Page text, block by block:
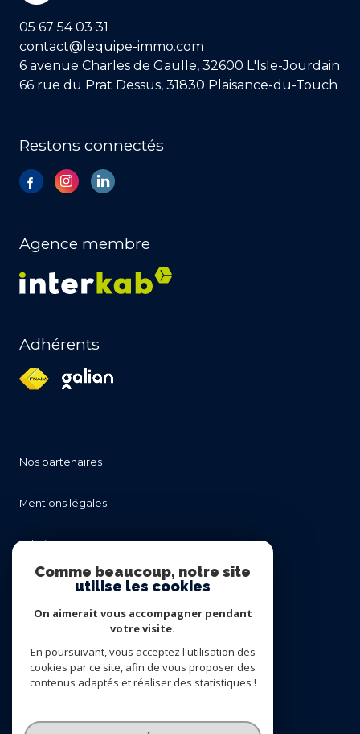
05 67 54 03 31
contact@lequipe-immo.com
6 avenue Charles de Gaulle, 32600 L'Isle-Jourdain
66 rue du Prat Dessus, 31830 Plaisance-du-Touch
Restons connectés
Agence membre
Adhérents
nos partenaires
mentions légales
admin
nos honoraires
cookies
© 2026 | Tous droits réservés
Comme beaucoup, notre site
utilise les cookies
On aimerait vous accompagner pendant
votre visite.
En poursuivant, vous acceptez l'utilisation des
cookies par ce site, afin de vous proposer des
contenus adaptés et réaliser des statistiques !